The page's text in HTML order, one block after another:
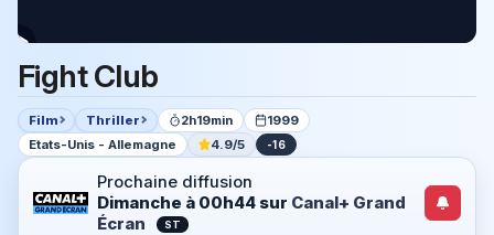
Fight Club
Film Thriller 2h19min
1999
Etats-Unis - Allemagne
4.9/5 -16
Prochaine diffusion
Dimanche à 00h44sur Canal+ Grand
Écran
ST